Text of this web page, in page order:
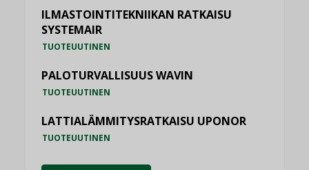
ILMASTOINTITEKNIIKAN RATKAISU
SYSTEMAIR
TUOTEUUTINEN
PALOTURVALLISUUS WAVIN
TUOTEUUTINEN
LATTIALÄMMITYSRATKAISU UPONOR
TUOTEUUTINEN